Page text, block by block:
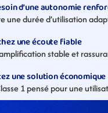
d’une autonomie
une durée d’utilisation
une écoute fiable
stable et
une solution économique
1 pensé pour une